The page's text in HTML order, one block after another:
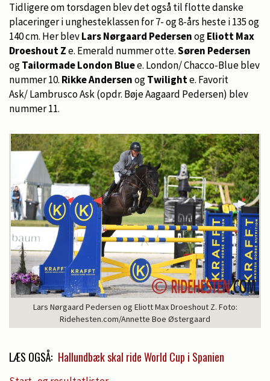
Tidligere om torsdagen blev det også til flotte danske
placeringer i unghesteklassen for 7- og 8-års heste i 135 og
140 cm. Her blevLars Nørgaard PedersenogEliott Max
Droeshout Ze. Emerald nummer otte.Søren Pedersen
ogTailormade London Bluee. London/ Chacco-Blue blev
nummer 10. Rikke AndersenogTwilighte. Favorit
Ask/ Lambrusco Ask (opdr. Bøje Aagaard Pedersen) blev
nummer 11.
Lars Nørgaard Pedersen og Eliott Max Droeshout Z. Foto:
Ridehesten.com/Annette Boe Østergaard
LÆS OGSÅ: Hallundbæk skal ride World Cup i Spanien